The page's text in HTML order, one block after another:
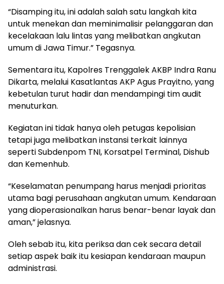
“Disamping itu, ini adalah salah satu langkah kita
untuk menekan dan meminimalisir pelanggaran dan
kecelakaan lalu lintas yang melibatkan angkutan
umum di Jawa Timur.” Tegasnya.
Sementara itu, Kapolres Trenggalek AKBP Indra Ranu
Dikarta, melalui Kasatlantas AKP Agus Prayitno, yang
kebetulan turut hadir dan mendampingi tim audit
menuturkan.
Kegiatan ini tidak hanya oleh petugas kepolisian
tetapi juga melibatkan instansi terkait lainnya
seperti Subdenpom TNI, Korsatpel Terminal, Dishub
dan Kemenhub.
“Keselamatan penumpang harus menjadi prioritas
utama bagi perusahaan angkutan umum. Kendaraan
yang dioperasionalkan harus benar-benar layak dan
aman,” jelasnya.
Oleh sebab itu, kita periksa dan cek secara detail
setiap aspek baik itu kesiapan kendaraan maupun
administrasi.